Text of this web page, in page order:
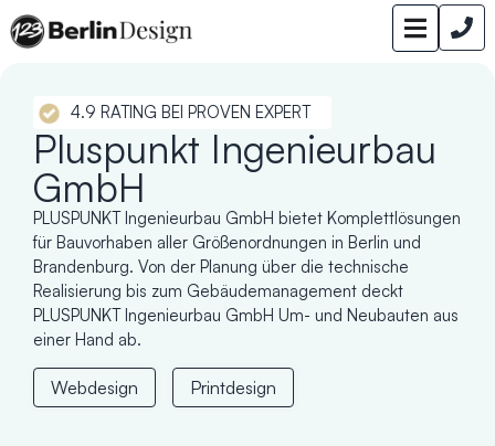
4.9 RATING BEI PROVEN EXPERT
Pluspunkt Ingenieurbau
GmbH
PLUSPUNKT Ingenieurbau GmbH bietet Komplettlösungen
für Bauvorhaben aller Größenordnungen in Berlin und
Brandenburg. Von der Planung über die technische
Realisierung bis zum Gebäudemanagement deckt
PLUSPUNKT Ingenieurbau GmbH Um- und Neubauten aus
einer Hand ab.
Webdesign Printdesign